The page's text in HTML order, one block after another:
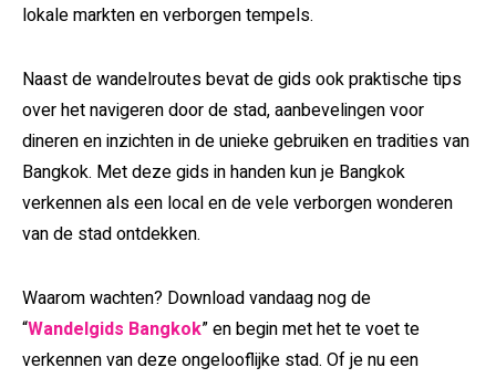
lokale markten en verborgen tempels.
Naast de wandelroutes bevat de gids ook praktische tips
over het navigeren door de stad, aanbevelingen voor
dineren en inzichten in de unieke gebruiken en tradities van
Bangkok. Met deze gids in handen kun je Bangkok
verkennen als een local en de vele verborgen wonderen
van de stad ontdekken.
Waarom wachten? Download vandaag nog de
“Wandelgids Bangkok” en begin met het te voet te
verkennen van deze ongelooflijke stad. Of je nu een